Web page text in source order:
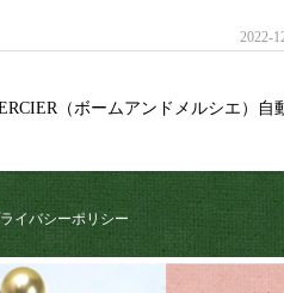
2022-
（ボームアンドメルシエ）自
イバシーポリシー